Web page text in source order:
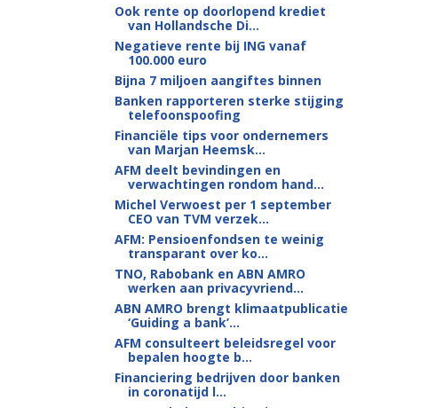
Ook rente op doorlopend krediet
van Hollandsche Di...
Negatieve rente bij ING vanaf
100.000 euro
Bijna 7 miljoen aangiftes binnen
Banken rapporteren sterke stijging
telefoonspoofing
Financiële tips voor ondernemers
van Marjan Heemsk...
AFM deelt bevindingen en
verwachtingen rondom hand...
Michel Verwoest per 1 september
CEO van TVM verzek...
AFM: Pensioenfondsen te weinig
transparant over ko...
TNO, Rabobank en ABN AMRO
werken aan privacyvriend...
ABN AMRO brengt klimaatpublicatie
‘Guiding a bank’...
AFM consulteert beleidsregel voor
bepalen hoogte b...
Financiering bedrijven door banken
in coronatijd l...